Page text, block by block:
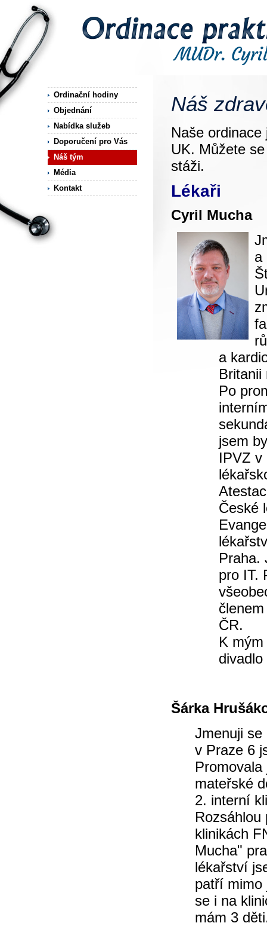
Náš
Naše
UK. Můžete
stáži.
Lékaři
Cyril Mucha
a
a
Po
jsem
IPVZ v
České
Praha.
pro IT.
ČR.
K
Šárka
Jmenuji se
v Praze 6
mateřské
2. interní
klinikách
Mucha"
lékařství
patří mimo
se i na
mám 3
Ordinační hodiny
Objednání
Nabídka služeb
Doporučení pro Vás
Náš tým
Média
Kontakt